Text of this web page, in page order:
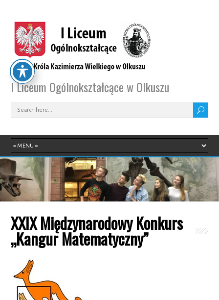
I Liceum Ogólnokształcące w Olkuszu
XXIX Międzynarodowy Konkurs
„Kangur Matematyczny”